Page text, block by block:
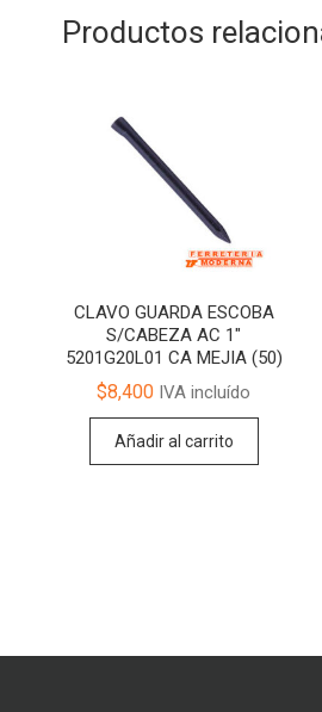
Productos
CLAVO GUARDA ESCOBA
S/CABEZA AC 1″
5201G20L01 CA MEJIA (50)
$8,400 IVA incluído
Añadir al carrito